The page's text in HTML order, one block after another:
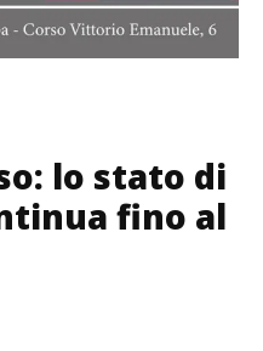
lo stato di
fino al